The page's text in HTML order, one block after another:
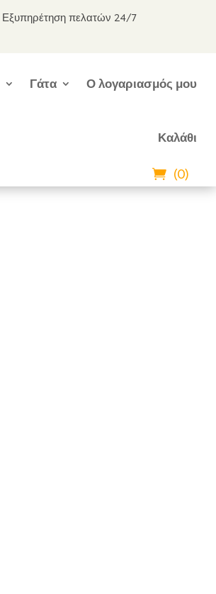
Εξυπηρέτηση πελατών 24/7
Γάτα Ο λογαριασμός μου
Καλάθι
(0)